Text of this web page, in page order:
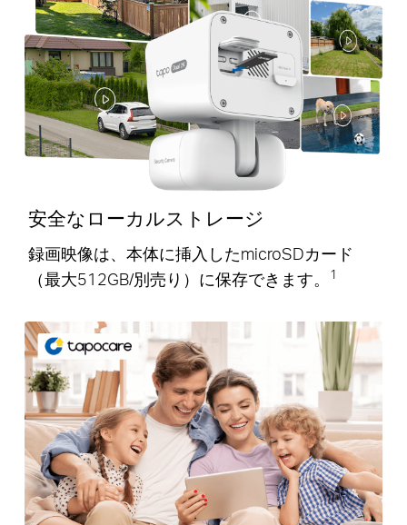
安全なローカルストレージ
録画映像は、本体に挿入したmicroSDカード
（最大512GB/別売り）に保存できます。
1